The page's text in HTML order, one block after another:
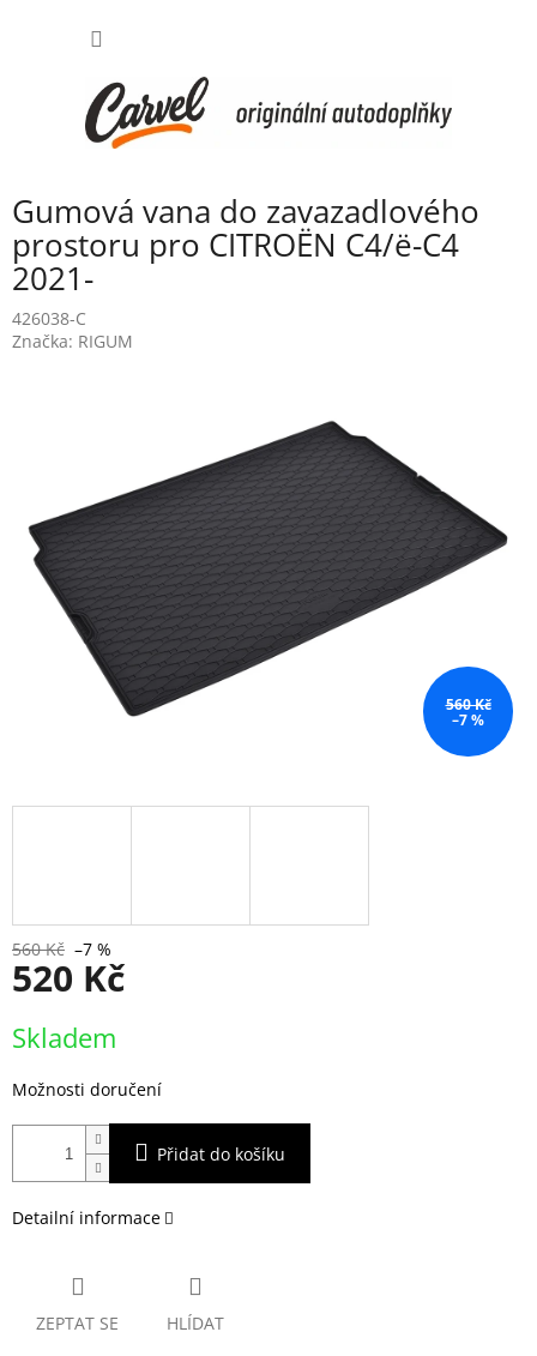
Gumová vana do zavazadlového
prostoru pro CITROËN C4/ë-C4
2021-
426038-C
Značka: RIGUM
560 Kč
–7 %
560 Kč –7 %
520 Kč
cena:
Skladem
Možnosti doručení
Přidat do košíku
Detailní informace
ZEPTAT SE HLÍDAT